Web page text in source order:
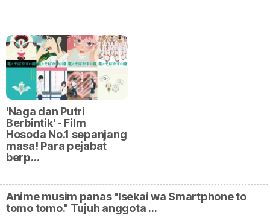
'Naga dan Putri
Berbintik' - Film
Hosoda No.1 sepanjang
masa! Para pejabat
berp…
Anime musim panas "Isekai wa Smartphone to
tomo tomo." Tujuh anggota …